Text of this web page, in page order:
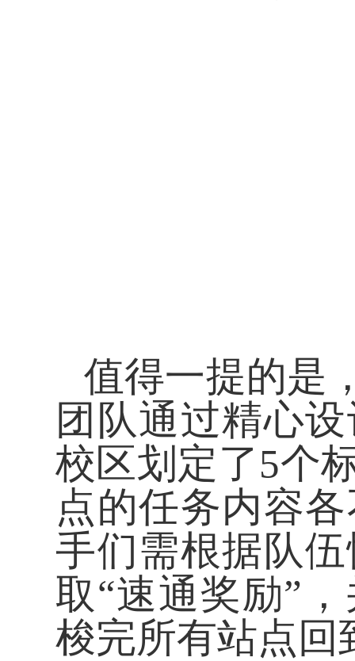
值得一提的是
团队通过精心
校区划定了5个
点的任务内容
手们需根据队
取“速通奖励”
梭完所有站点回